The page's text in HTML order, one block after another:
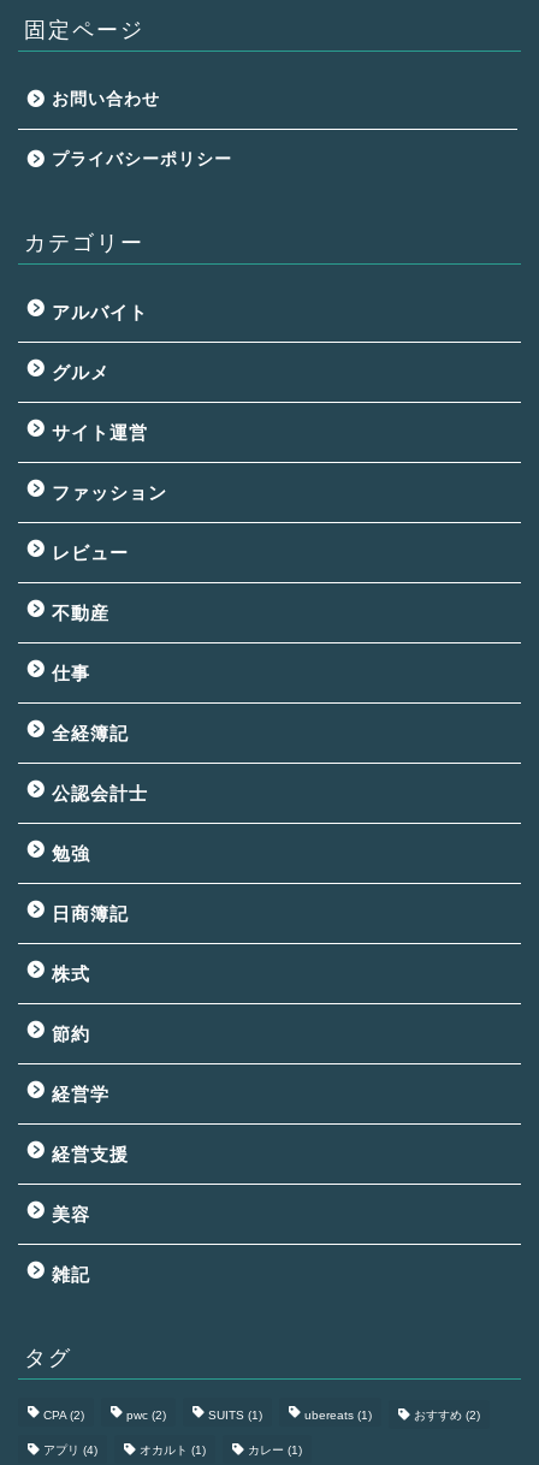
固定ページ
お問い合わせ
プライバシーポリシー
カテゴリー
アルバイト
グルメ
サイト運営
ファッション
レビュー
不動産
仕事
全経簿記
公認会計士
勉強
日商簿記
株式
節約
経営学
経営支援
美容
雑記
タグ
CPA (2) pwc (2) SUITS (1) ubereats (1) おすすめ (2)
アプリ (4) オカルト (1) カレー (1)